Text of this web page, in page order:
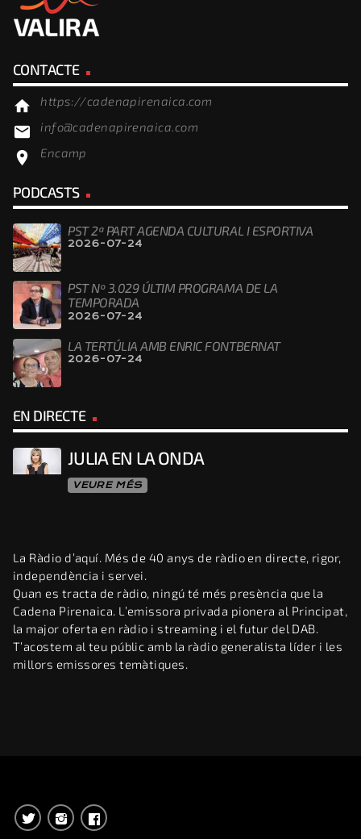
CONTACTE
home https://cadenapirenaica.com
email info@cadenapirenaica.com
location_on Encamp
PODCASTS
PST 2ª PART AGENDA CULTURAL I ESPORTIVA
2026-07-24
PST Nº 3.029 ÚLTIM PROGRAMA DE LA
TEMPORADA
2026-07-24
LA TERTÚLIA AMB ENRIC FONTBERNAT
2026-07-24
EN DIRECTE
JULIA EN LA ONDA
VEURE MÉS
La Ràdio d’aquí. Més de 40 anys de ràdio en directe, rigor,
independència i servei.
Quan es tracta de ràdio, ningú té més presència que la
Cadena Pirenaica. L’emissora privada pionera al Principat,
la major oferta en ràdio i streaming i el futur del DAB.
T’acostem al teu públic amb la ràdio generalista líder i les
millors emissores temàtiques.